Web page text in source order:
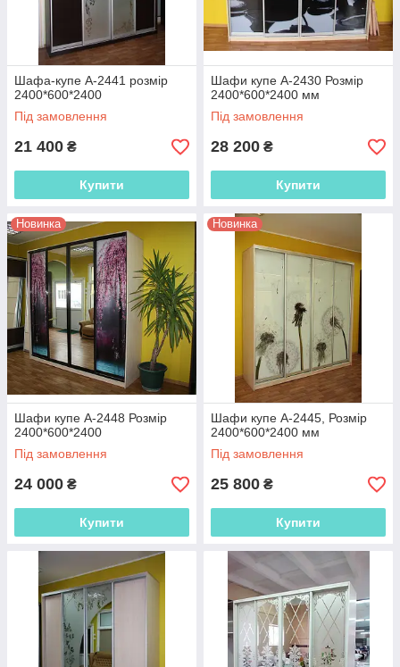
Шафа-купе А-2441 розмір
2400*600*2400
Під замовлення
21 400 ₴
Купити
Шафи купе А-2430 Розмір
2400*600*2400 мм
Під замовлення
28 200 ₴
Купити
Новинка
Шафи купе А-2448 Розмір
2400*600*2400
Під замовлення
24 000 ₴
Купити
Новинка
Шафи купе А-2445, Розмір
2400*600*2400 мм
Під замовлення
25 800 ₴
Купити